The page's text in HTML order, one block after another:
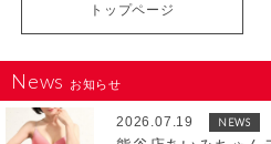
トップページ
News お知らせ
2026.07.19 NEWS